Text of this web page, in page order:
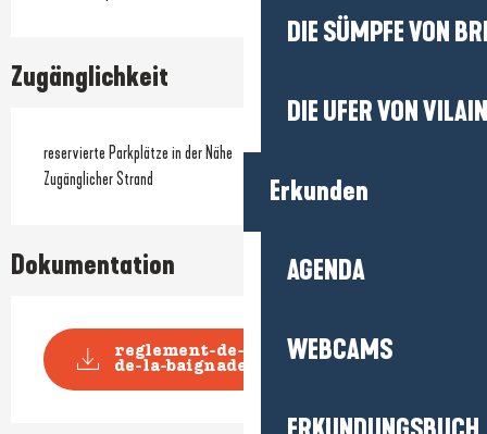
DIE SÜMPFE VON
DIE UFER VON
Erkunden
AGENDA
WEBCAMS
Zugänglichkeit
reservierte Parkplätze in der Nähe
Zugänglicher Strand
Dokumentation
reglement-de-police-generale-
de-la-baignade-et-...